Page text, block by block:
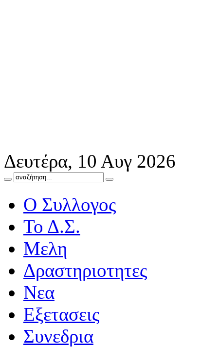
Δευτέρα, 10 Αυγ 2026
Ο Συλλογος
Το Δ.Σ.
Μελη
Δραστηριοτητες
Νεα
Eξετασεις
Συνεδρια